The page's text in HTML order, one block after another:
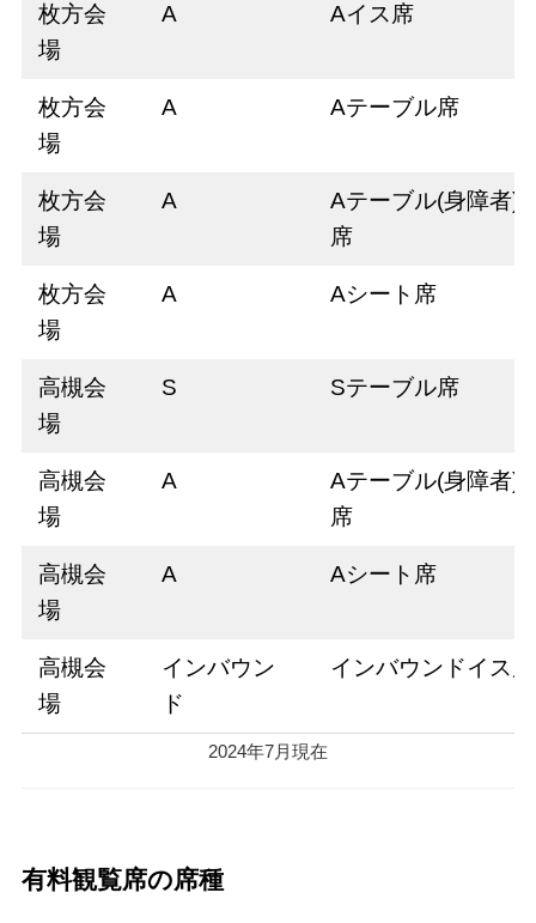
枚方会
場
A Aイス席
枚方会
場
A Aテーブル席
枚方会
場
A
Aテーブル(身障者)
席
枚方会
場
A Aシート席
高槻会
場
S Sテーブル席
高槻会
場
A
Aテーブル(身障者)
席
高槻会
場
A Aシート席
高槻会
場
インバウン
ド
インバウンドイス席
2024年7月現在
有料観覧席の席種